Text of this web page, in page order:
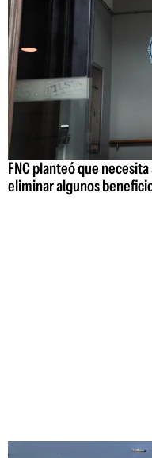
FNC planteó que
eliminar algunos